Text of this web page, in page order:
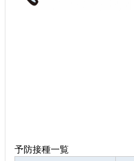
予防接種一覧